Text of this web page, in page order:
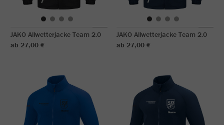
JAKO Allwetterjacke Team 2.0
ab 27,00 €
JAKO Allwetterjacke Team 2.0
ab 27,00 €